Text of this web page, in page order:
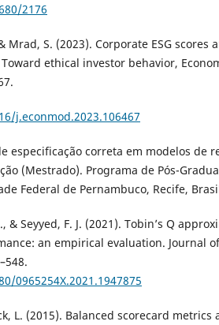
2176
Mrad, S. (2023). Corporate ESG scores
ethical investor behavior,
j.econmod.2023.106467
especificação correta em modelos de
(Mestrado). Programa de Pós-
Federal de Pernambuco, Recife,
& Seyyed, F. J. (2021). Tobin’s Q
an empirical evaluation. Journal
0965254X.2021.1947875
L. (2015). Balanced scorecard metrics